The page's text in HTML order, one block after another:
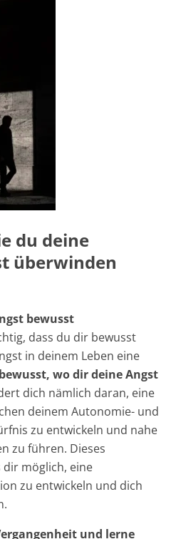
du deine
überwinden
bewusst
dass du dir bewusst
in deinem Leben eine
wo dir deine Angst
dich nämlich daran, eine
deinem Autonomie- und
zu entwickeln und nahe
zu führen. Dieses
dir möglich, eine
zu entwickeln und dich
und lerne